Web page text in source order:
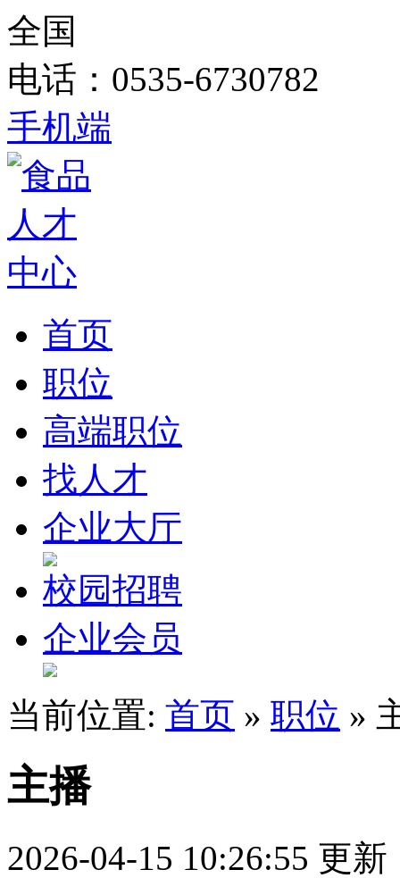
全国
电话：0535-6730782
手机端
首页
职位
高端职位
找人才
企业大厅
校园招聘
企业会员
当前位置: 首页 » 职位 »
主播
2026-04-15 10:26:55 更新